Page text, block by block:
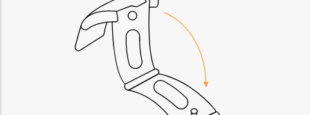
Non-IAB processing purposes: